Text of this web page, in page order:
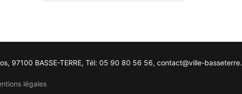
97100 BASSE-TERRE, Tél: 05 90 80 56 56, contact@ville-
légales